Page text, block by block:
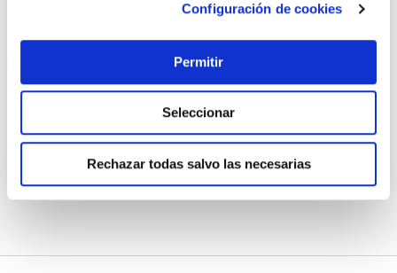
Configuración de cookies
Permitir
Seleccionar
Rechazar todas salvo las necesarias
Tirador mueble sin bocallave zamak cuero 20x111x19mm
rei
Rei
2,93 €